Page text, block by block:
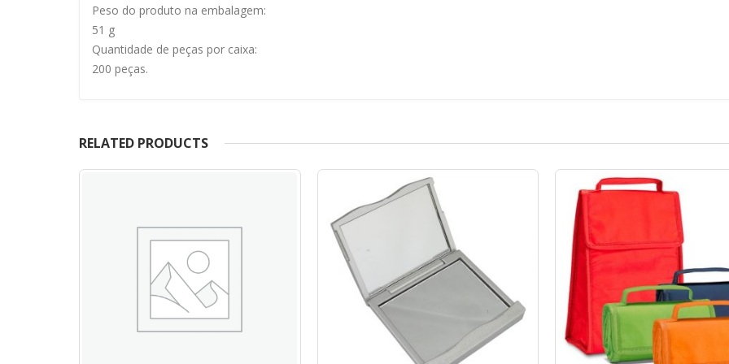
Peso do produto na embalagem:
51 g
Quantidade de peças por caixa:
200 peças.
RELATED PRODUCTS